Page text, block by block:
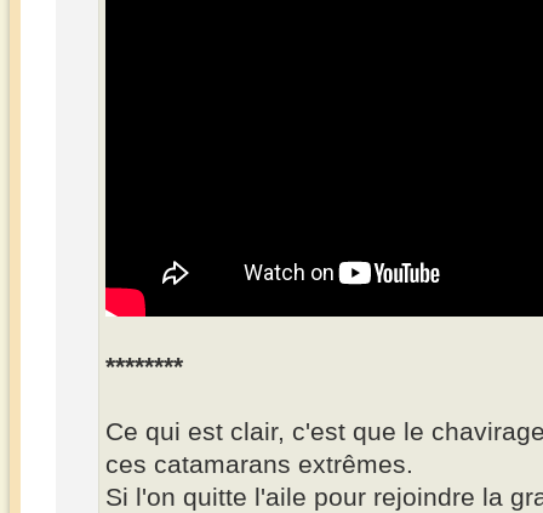
********
Ce qui est clair, c'est que le
ces catamarans extrêmes.
Si l'on quitte l'aile pour rejoindre la